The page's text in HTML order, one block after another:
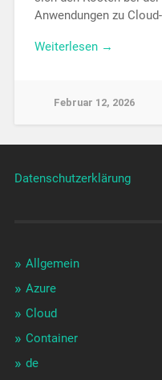
Anwendungen zu
Weiterlesen →
Februar 12, 2026
Datenschutzerklärung
Allgemein
Azure
Cloud
Container
de